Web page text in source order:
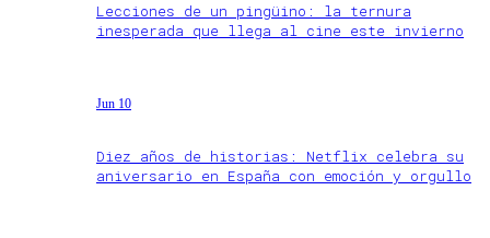
Lecciones de un pingüino: la ternura
inesperada que llega al cine este invierno
Jun 10
Diez años de historias: Netflix celebra su
aniversario en España con emoción y orgullo